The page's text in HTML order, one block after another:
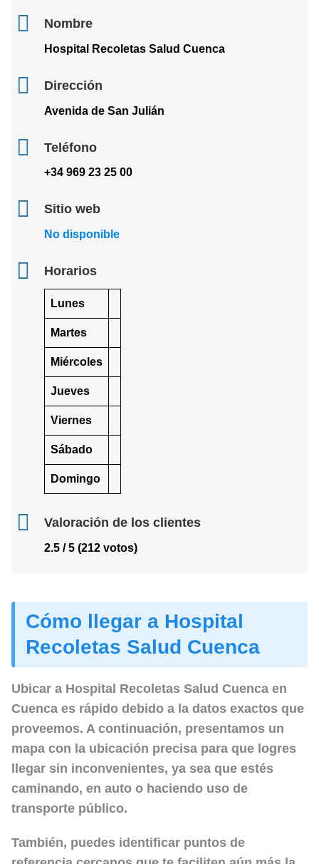
Nombre
Hospital Recoletas Salud Cuenca
Dirección
Avenida de San Julián
Teléfono
+34 969 23 25 00
Sitio web
No disponible
Horarios
Lunes
Martes
Miércoles
Jueves
Viernes
Sábado
Domingo
Valoración de los clientes
2.5 / 5 (212 votos)
Cómo llegar a Hospital
Recoletas Salud Cuenca
Ubicar a Hospital Recoletas Salud Cuenca en
Cuenca es rápido debido a la datos exactos que
proveemos. A continuación, presentamos un
mapa con la ubicación precisa para que logres
llegar sin inconvenientes, ya sea que estés
caminando, en auto o haciendo uso de
transporte público.
También, puedes identificar puntos de